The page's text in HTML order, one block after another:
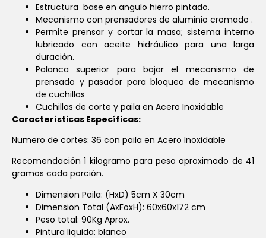
Estructura base en angulo hierro pintado.
Mecanismo con prensadores de aluminio cromado .
Permite prensar y cortar la masa; sistema interno
lubricado con aceite hidráulico para una larga
duración.
Palanca superior para bajar el mecanismo de
prensado y pasador para bloqueo de mecanismo
de cuchillas
Cuchillas de corte y paila en Acero Inoxidable
Características Específicas:
Numero de cortes: 36 con paila en Acero Inoxidable
Recomendación 1 kilogramo para peso aproximado de 41
gramos cada porción.
Dimension Paila: (HxD) 5cm X 30cm
Dimension Total (AxFoxH): 60x60x172 cm
Peso total: 90Kg Aprox.
Pintura liquida: blanco